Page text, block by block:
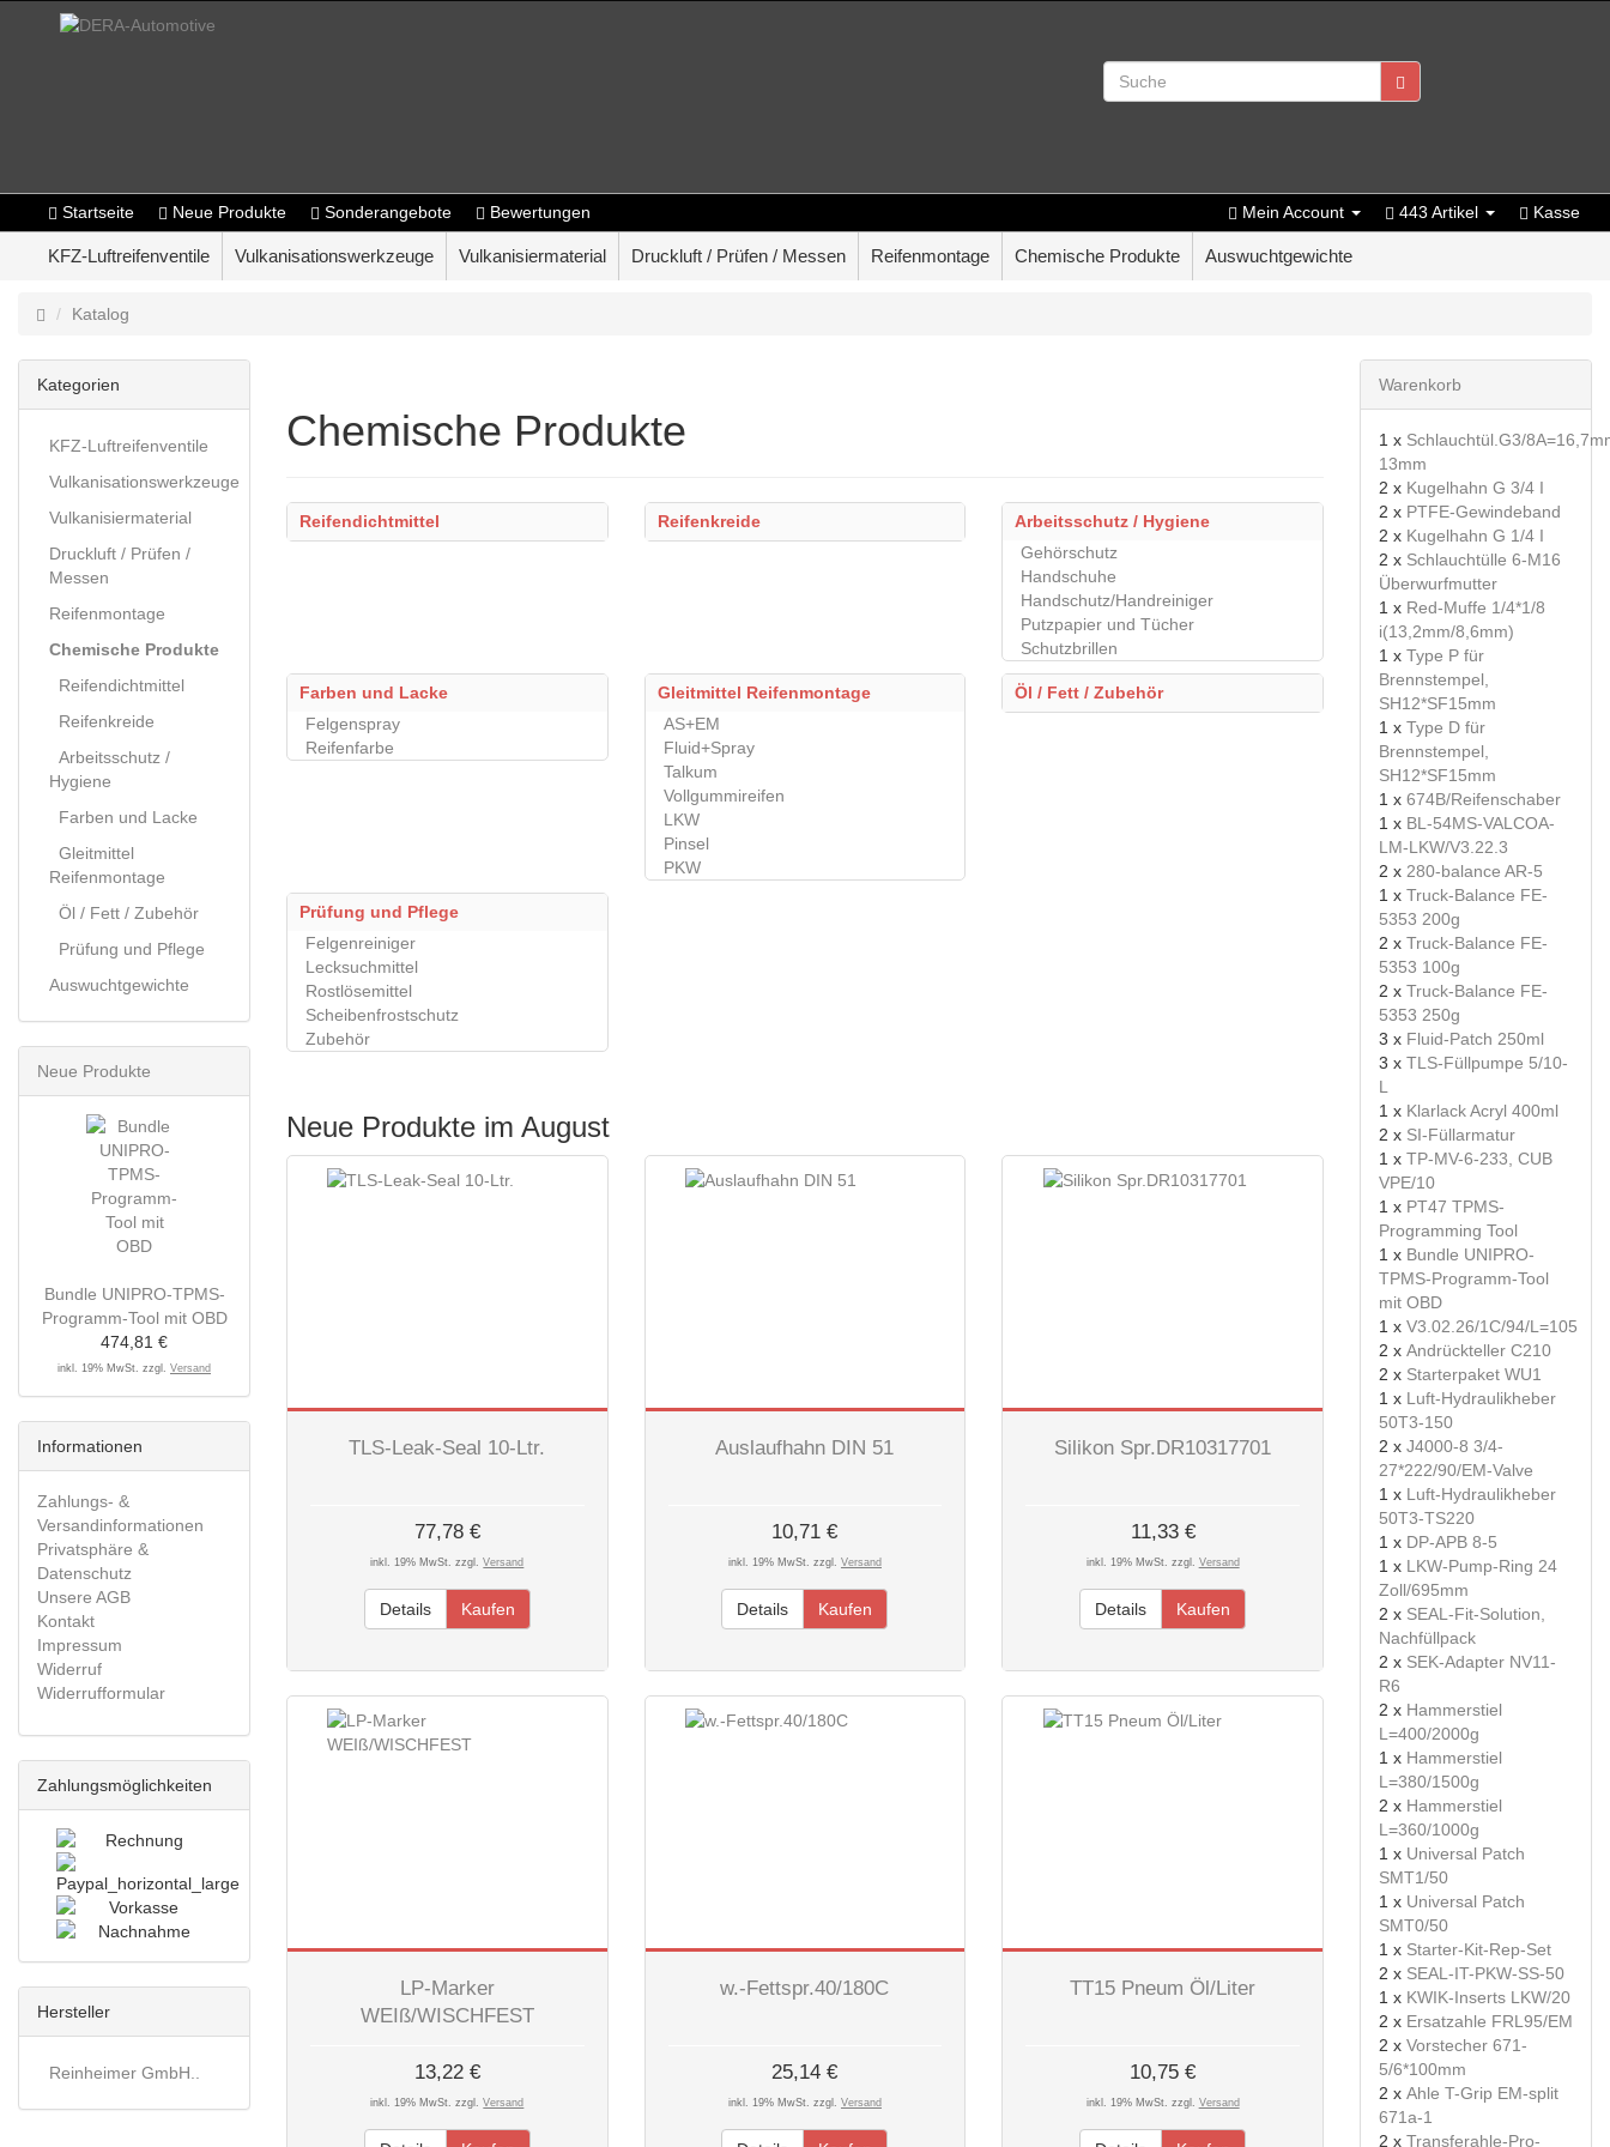
Startseite Neue Produkte Sonderangebote Bewertungen Mein Account 443 Artikel Kasse
KFZ-Luftreifenventile Vulkanisationswerkzeuge Vulkanisiermaterial Druckluft / Prüfen / Messen Reifenmontage Chemische Produkte Auswuchtgewichte
Katalog
Chemische Produkte
Reifendichtmittel Reifenkreide
Arbeitsschutz / Hygiene
Gehörschutz
Handschuhe
Handschutz/Handreiniger
Putzpapier und Tücher
Schutzbrillen
Farben und Lacke
Felgenspray
Reifenfarbe
Gleitmittel Reifenmontage
AS+EM
Fluid+Spray
Talkum
Vollgummireifen
LKW
Pinsel
PKW
Öl / Fett / Zubehör
Prüfung und Pflege
Felgenreiniger
Lecksuchmittel
Rostlösemittel
Scheibenfrostschutz
Zubehör
Neue Produkte im August
TLS-Leak-Seal 10-Ltr.
77,78 €
inkl. 19% MwSt. zzgl.Versand
Details Kaufen
Auslaufhahn DIN 51
10,71 €
inkl. 19% MwSt. zzgl. Versand
Details Kaufen
Silikon Spr.DR10317701
11,33 €
inkl. 19% MwSt. zzgl. Versand
Details Kaufen
LP-Marker
WEIß/WISCHFEST
13,22 €
inkl. 19% MwSt. zzgl.Versand
w.-Fettspr.40/180C
25,14 €
inkl. 19% MwSt. zzgl. Versand
TT15 Pneum Öl/Liter
10,75 €
inkl. 19% MwSt. zzgl. Versand
Kategorien
KFZ-Luftreifenventile
Vulkanisationswerkzeuge
Vulkanisiermaterial
Druckluft / Prüfen /
Messen
Reifenmontage
Chemische Produkte
Reifendichtmittel
Reifenkreide
Arbeitsschutz /
Hygiene
Farben und Lacke
Gleitmittel
Reifenmontage
Öl / Fett / Zubehör
Prüfung und Pflege
Auswuchtgewichte
Neue Produkte
Bundle UNIPRO-TPMS-
Programm-Tool mit OBD
474,81 €
inkl. 19% MwSt. zzgl. Versand
Informationen
Zahlungs- &
Versandinformationen
Privatsphäre &
Datenschutz
Unsere AGB
Kontakt
Impressum
Widerruf
Widerrufformular
Zahlungsmöglichkeiten
Hersteller
Reinheimer GmbH..
Warenkorb
1 x Schlauchtül.G3/
13mm
2 x Kugelhahn G 3/4 I
2 x PTFE-Gewindeband
2 x Kugelhahn G 1/4 I
2 x Schlauchtülle 6-M16
Überwurfmutter
1 x Red-Muffe 1/4*1/8
i(13,2mm/8,6mm)
1 x Type P für
Brennstempel,
SH12*SF15mm
1 x Type D für
Brennstempel,
SH12*SF15mm
1 x 674B/Reifenschaber
1 x BL-54MS-VALCOA-
LM-LKW/V3.22.3
2 x 280-balance AR-5
1 x Truck-Balance FE-
5353 200g
2 x Truck-Balance FE-
5353 100g
2 x Truck-Balance FE-
5353 250g
3 x Fluid-Patch 250ml
3 x TLS-Füllpumpe 5/10-
L
1 x Klarlack Acryl 400ml
2 x SI-Füllarmatur
1 x TP-MV-6-233, CUB
VPE/10
1 x PT47 TPMS-
Programming Tool
1 x Bundle UNIPRO-
TPMS-Programm-Tool
mit OBD
1 x V3.02.26/1C/94/L=105
2 x Andrückteller C210
2 x Starterpaket WU1
1 x Luft-Hydraulikheber
50T3-150
2 x J4000-8 3/4-
27*222/90/EM-Valve
1 x Luft-Hydraulikheber
50T3-TS220
1 x DP-APB 8-5
1 x LKW-Pump-Ring 24
Zoll/695mm
2 x SEAL-Fit-Solution,
Nachfüllpack
2 x SEK-Adapter NV11-
R6
2 x Hammerstiel
L=400/2000g
1 x Hammerstiel
L=380/1500g
2 x Hammerstiel
L=360/1000g
1 x Universal Patch
SMT1/50
1 x Universal Patch
SMT0/50
1 x Starter-Kit-Rep-Set
2 x SEAL-IT-PKW-SS-50
1 x KWIK-Inserts LKW/20
2 x Ersatzahle FRL95/EM
2 x Vorstecher 671-
5/6*100mm
2 x Ahle T-Grip EM-split
671a-1
2 x Transferahle-Pro-